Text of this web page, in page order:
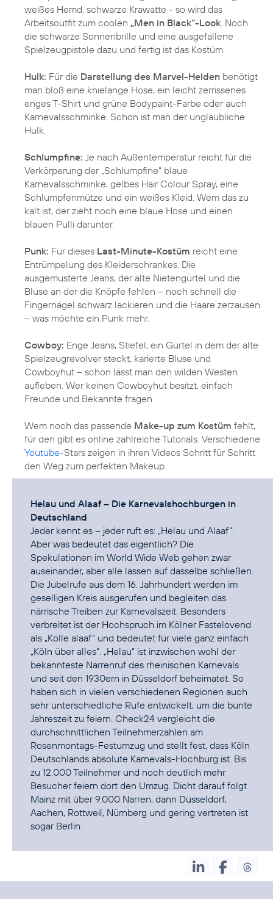
weißes Hemd, schwarze Krawatte - so wird das
Arbeitsoutfit zum coolen „Men in Black“-Look. Noch
die schwarze Sonnenbrille und eine ausgefallene
Spielzeugpistole dazu und fertig ist das Kostüm.
Hulk: Für die Darstellung des Marvel-Helden benötigt
man bloß eine knielange Hose, ein leicht zerrissenes
enges T-Shirt und grüne Bodypaint-Farbe oder auch
Karnevalsschminke. Schon ist man der unglaubliche
Hulk.
Schlumpfine: Je nach Außentemperatur reicht für die
Verkörperung der „Schlumpfine“ blaue
Karnevalsschminke, gelbes Hair Colour Spray, eine
Schlumpfenmütze und ein weißes Kleid. Wem das zu
kalt ist, der zieht noch eine blaue Hose und einen
blauen Pulli darunter.
Punk: Für dieses Last-Minute-Kostüm reicht eine
Entrümpelung des Kleiderschrankes. Die
ausgemusterte Jeans, der alte Nietengürtel und die
Bluse an der die Knöpfe fehlen – noch schnell die
Fingernägel schwarz lackieren und die Haare zerzausen
– was möchte ein Punk mehr.
Cowboy: Enge Jeans, Stiefel, ein Gürtel in dem der alte
Spielzeugrevolver steckt, karierte Bluse und
Cowboyhut – schon lässt man den wilden Westen
aufleben. Wer keinen Cowboyhut besitzt, einfach
Freunde und Bekannte fragen.
Wem noch das passende Make-up zum Kostüm fehlt,
für den gibt es online zahlreiche Tutorials. Verschiedene
Youtube-Stars zeigen in ihren Videos Schritt für Schritt
den Weg zum perfekten Makeup.
Helau und Alaaf – Die Karnevalshochburgen in
Deutschland
Jeder kennt es – jeder ruft es: „Helau und Alaaf“.
Aber was bedeutet das eigentlich? Die
Spekulationen im World Wide Web gehen zwar
auseinander, aber alle lassen auf dasselbe schließen.
Die Jubelrufe aus dem 16. Jahrhundert werden im
geselligen Kreis ausgerufen und begleiten das
närrische Treiben zur Karnevalszeit. Besonders
verbreitet ist der Hochspruch im Kölner Fastelovend
als „Kölle alaaf“ und bedeutet für viele ganz einfach
„Köln über alles“. „Helau“ ist inzwischen wohl der
bekannteste Narrenruf des rheinischen Karnevals
und seit den 1930ern in Düsseldorf beheimatet. So
haben sich in vielen verschiedenen Regionen auch
sehr unterschiedliche Rufe entwickelt, um die bunte
Jahreszeit zu feiern. Check24 vergleicht die
durchschnittlichen Teilnehmerzahlen am
Rosenmontags-Festumzug und stellt fest, dass Köln
Deutschlands absolute Karnevals-Hochburg ist. Bis
zu 12.000 Teilnehmer und noch deutlich mehr
Besucher feiern dort den Umzug. Dicht darauf folgt
Mainz mit über 9.000 Narren, dann Düsseldorf,
Aachen, Rottweil, Nürnberg und gering vertreten ist
sogar Berlin.